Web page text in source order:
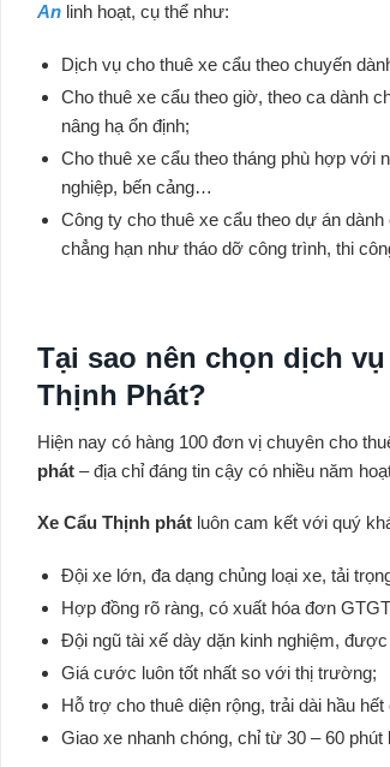
An linh hoạt, cụ thể như:
Dịch vụ cho thuê xe cẩu theo chuyến
Cho thuê xe cẩu theo giờ, theo ca dành
nâng hạ ổn định;
Cho thuê xe cẩu theo tháng phù hợp với
nghiệp, bến cảng…
Công ty cho thuê xe cẩu theo dự án
chẳng hạn như tháo dỡ công trình, thi
Tại sao nên chọn dịch
Thịnh Phát?
Hiện nay có hàng 100 đơn vị chuyên cho
phát – địa chỉ đáng tin cậy có nhiều năm
Xe Cẩu Thịnh phát luôn cam kết với quý
Đội xe lớn, đa dạng chủng loại xe, tải
Hợp đồng rõ ràng, có xuất hóa đơn
Đội ngũ tài xế dày dặn kinh nghiệm,
Giá cước luôn tốt nhất so với thị trường;
Hỗ trợ cho thuê diện rộng, trải dài hầu
Giao xe nhanh chóng, chỉ từ 30 – 60